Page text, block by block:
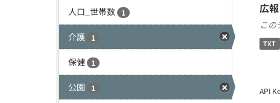
人口_世帯数 1
介護 1
保健 1
公園 1
広
こ
TXT
API